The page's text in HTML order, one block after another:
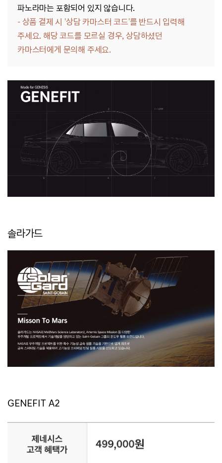
파노라마는 포함되어 있지 않습니다.
- 상품 결제 시 '상담 카마스터 코드'를 반드시 입력해
주세요. 해당 코드를 모르실 경우, 상담하셨던
카마스터에게 문의해 주세요.
솔라가드
GENEFIT A2